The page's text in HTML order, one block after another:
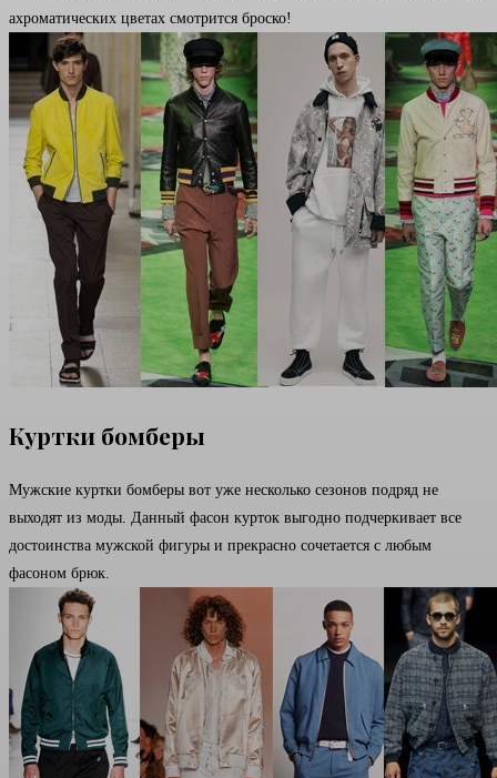
ахроматических цветах смотрится броско!
Куртки бомберы
Мужские куртки бомберы вот уже несколько сезонов подряд не
выходят из моды. Данный фасон курток выгодно подчеркивает все
достоинства мужской фигуры и прекрасно сочетается с любым
фасоном брюк.